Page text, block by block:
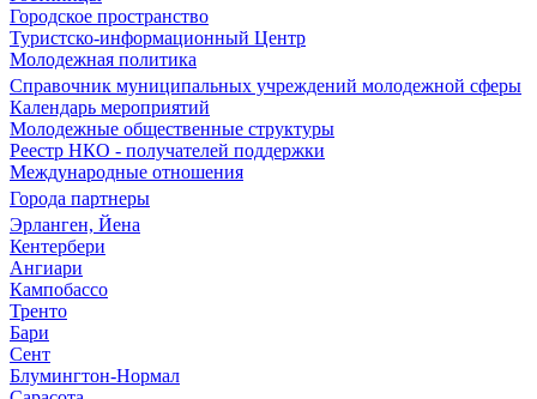
Городское пространство
Туристско-информационный Центр
Молодежная политика
Справочник муниципальных учреждений молодежной сферы
Календарь мероприятий
Молодежные общественные структуры
Реестр НКО - получателей поддержки
Международные отношения
Города партнеры
Эрланген, Йена
Кентербери
Ангиари
Кампобассо
Тренто
Бари
Сент
Блумингтон-Нормал